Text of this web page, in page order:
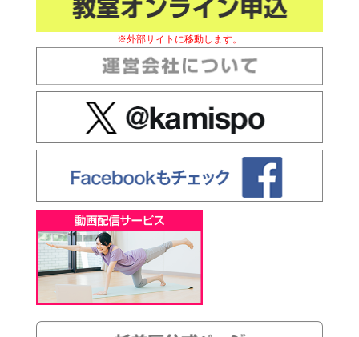
※外部サイトに移動します。